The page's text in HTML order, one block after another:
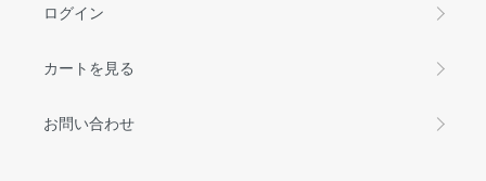
ログイン
カートを見る
お問い合わせ